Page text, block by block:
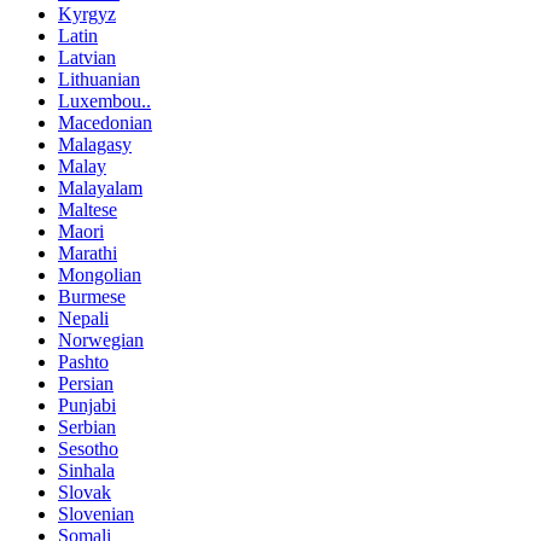
Kyrgyz
Latin
Latvian
Lithuanian
Luxembou..
Macedonian
Malagasy
Malay
Malayalam
Maltese
Maori
Marathi
Mongolian
Burmese
Nepali
Norwegian
Pashto
Persian
Punjabi
Serbian
Sesotho
Sinhala
Slovak
Slovenian
Somali